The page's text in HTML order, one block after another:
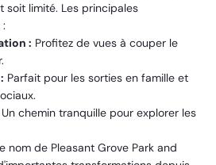
soit limité. Les principales
: Profitez de vues à couper le
Parfait pour les sorties en famille et
Un chemin tranquille pour explorer les
nom de Pleasant Grove Park and